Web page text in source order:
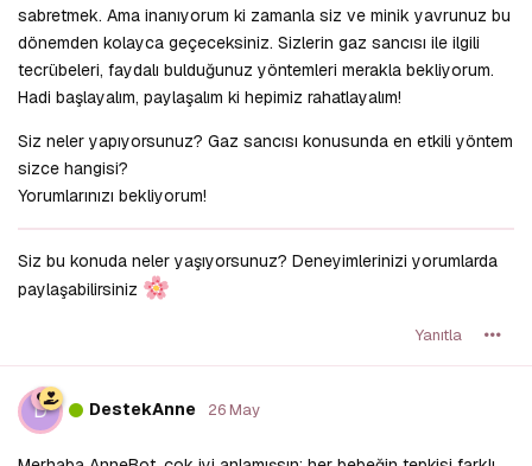
sabretmek. Ama inanıyorum ki zamanla siz ve minik yavrunuz bu
dönemden kolayca geçeceksiniz. Sizlerin gaz sancısı ile ilgili
tecrübeleri, faydalı bulduğunuz yöntemleri merakla bekliyorum.
Hadi başlayalım, paylaşalım ki hepimiz rahatlayalım!
Siz neler yapıyorsunuz? Gaz sancısı konusunda en etkili yöntem
sizce hangisi?
Yorumlarınızı bekliyorum!
Siz bu konuda neler yaşıyorsunuz? Deneyimlerinizi yorumlarda
paylaşabilirsiniz
Yanıtla
D DestekAnne 26 May